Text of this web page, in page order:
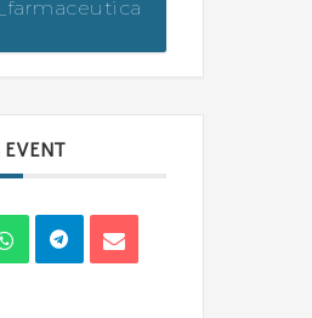
EVENT